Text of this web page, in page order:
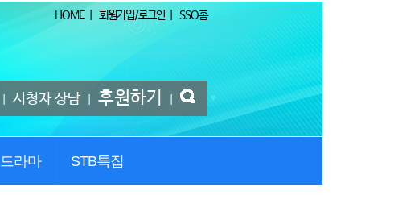
HOME| 회원가입/로그인 SSO홈
시청자 상담 후원하기
드라마 STB특집